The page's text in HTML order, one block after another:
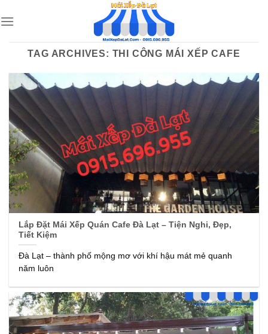
to
TAG ARCHIVES: THI CÔNG MÁI XẾP CAFE
Lắp Đặt Mái Xếp Quán Cafe Đà Lạt – Tiện Nghi, Đẹp,
Tiết Kiệm
Đà Lạt – thành phố mộng mơ với khí hậu mát mẻ quanh
năm luôn